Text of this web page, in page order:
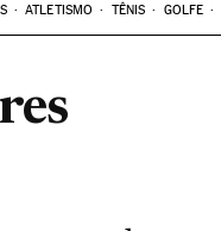
ATLETISMO TÊNIS GOLFE